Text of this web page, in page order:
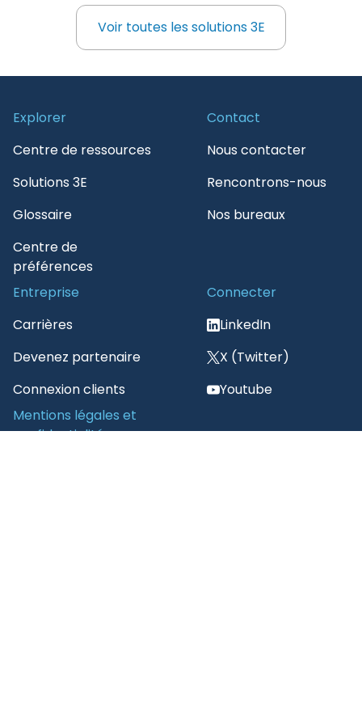
informations pilotées par l’IA et intégration
transparente pour une efficacité inégalée.
Voir toutes les solutions 3E
Voir toutes les solutions 3E
Explorer
Centre de ressources
Solutions 3E
Glossaire
Centre de
préférences
Contact
Nous contacter
Rencontrons-nous
Nos bureaux
Entreprise
Carrières
Devenez partenaire
Connexion clients
Connecter
LinkedIn
X (Twitter)
Youtube
Mentions légales et
confidentialité